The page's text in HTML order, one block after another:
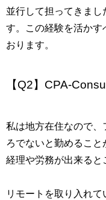
並行して担ってきまし
す。この経験を活かす
おります。
【Q2】CPA-
私は地方在住なので、
ろでないと勤めること
経理や労務が出来ると
リモートを取り入れ